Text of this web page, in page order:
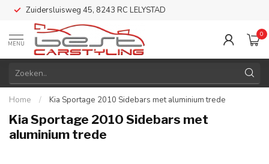
Zuidersluisweg 45, 8243 RC LELYSTAD
MENU
0
Home / Kia Sportage 2010 Sidebars met aluminium trede
Kia Sportage 2010 Sidebars met
aluminium trede